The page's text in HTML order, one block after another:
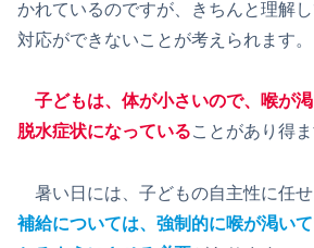
かれているのですが、きちんと理解
対応ができないことが考えられます。
子どもは、体が小さいので、喉が
脱水症状になっていることがあり得ま
暑い日には、子どもの自主性に任せ
補給については、強制的に喉が渇い